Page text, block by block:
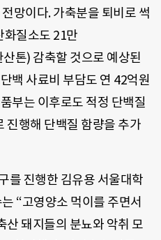
망이다. 가축분을 퇴비로 썩
화질소도 21만
톤) 감축할 것으로 예상된
백 사료비 부담도 연 42억원
부는 이후로도 적정 단백질
진행해 단백질 함량을 추가
를 진행한 김유용 서울대학
“고영양소 먹이를 주면서
산 돼지들의 분뇨와 악취 모